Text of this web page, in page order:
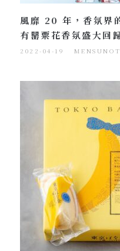
風靡 20 年，香氛界
有罌粟花香氛盛大
2022-04-19